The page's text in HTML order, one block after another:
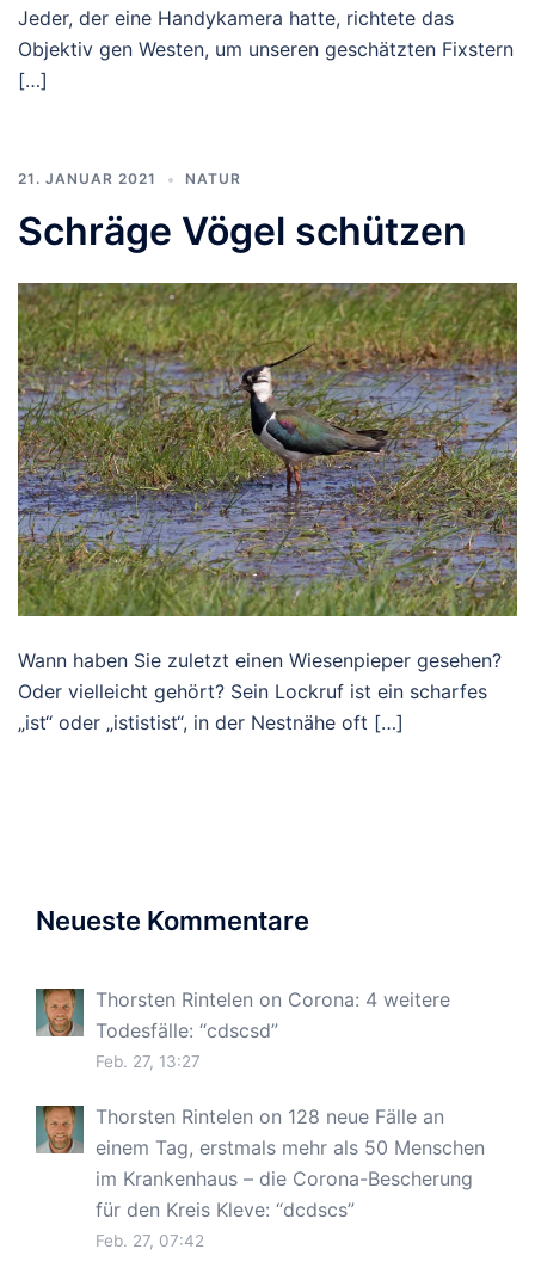
Jeder, der eine Handykamera hatte, richtete das
Objektiv gen Westen, um unseren geschätzten Fixstern
[…]
21. JANUAR 2021 NATUR
Schräge Vögel schützen
Wann haben Sie zuletzt einen Wiesenpieper gesehen?
Oder vielleicht gehört? Sein Lockruf ist ein scharfes
„ist“ oder „ististist“, in der Nestnähe oft […]
Neueste Kommentare
Thorsten Rintelen on Corona: 4 weitere
Todesfälle: “cdscsd”
Feb. 27, 13:27
Thorsten Rintelen on 128 neue Fälle an
einem Tag, erstmals mehr als 50 Menschen
im Krankenhaus – die Corona-Bescherung
für den Kreis Kleve: “dcdscs”
Feb. 27, 07:42